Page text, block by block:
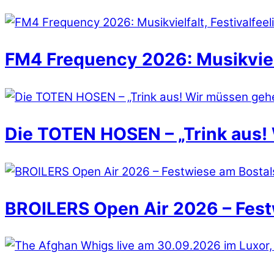
FM4 Frequency 2026:
Die TOTEN HOSEN – „Trink
BROILERS Open Air 2026 –